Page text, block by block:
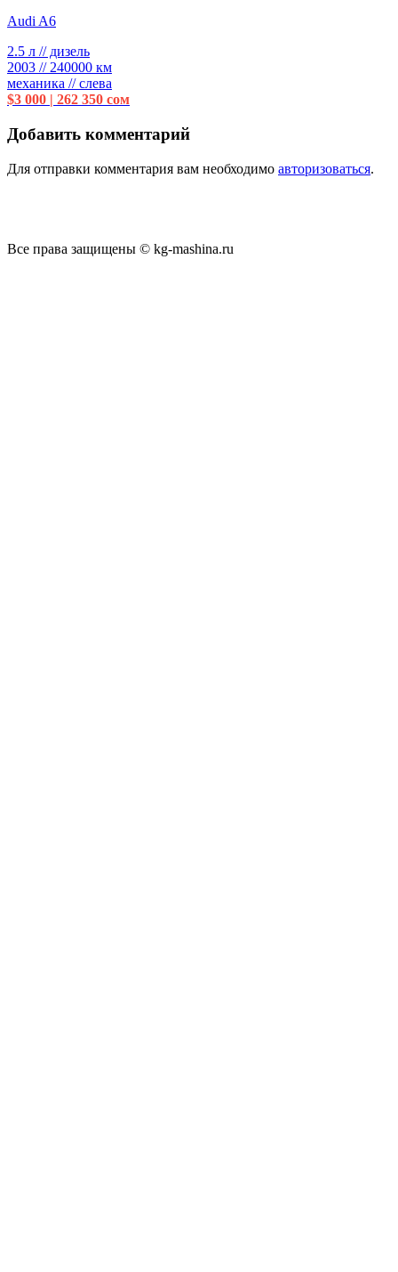
Audi A6
2.5 л // дизель
2003 // 240000 км
механика // слева
$3 000 | 262 350 сом
Добавить комментарий
Для отправки комментария вам необходимо авторизоваться.
Все права защищены © kg-mashina.ru